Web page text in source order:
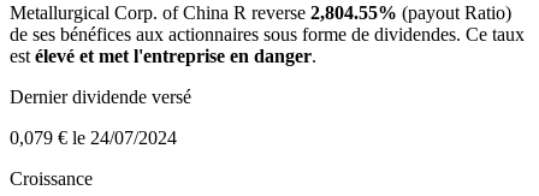
Metallurgical Corp. of China R reverse 2,804.55% (payout Ratio)
de ses bénéfices aux actionnaires sous forme de dividendes. Ce taux
est élevé et met l'entreprise en danger.
Dernier dividende versé
0,079 € le 24/07/2024
Croissance